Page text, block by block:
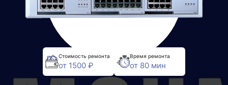
Стоимость ремонта
от 1500 ₽
Время ремонта
от 80 мин